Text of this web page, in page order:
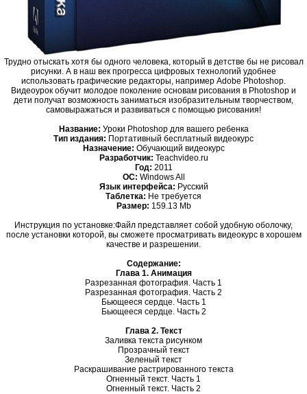
Трудно отыскать хотя бы одного человека, который в детстве бы не рисовал
рисунки. А в наш век прогресса цифровых технологий удобнее
использовать графические редакторы, например Adobe Photoshop.
Видеоурок обучит молодое поколение основам рисования в Photoshop и
дети получат возможность заниматься изобразительным творчеством,
самовыражаться и развиваться с помощью рисования!
Название: Уроки Photoshop для вашего ребенка
Тип издания: Портативный бесплатный видеокурс
Назначение: Обучающий видеокурс
Разработчик: Teachvideo.ru
Год: 2011
ОС: Windows All
Язык интерфейса: Русский
Таблетка: Не требуется
Размер: 159.13 Mb
Инструкция по установке:Файл представляет собой удобную оболочку,
после установки которой, вы сможете просматривать видеокурс в хорошем
качестве и разрешении.
Содержание:
Глава 1. Анимация
Разрезанная фотография. Часть 1
Разрезанная фотография. Часть 2
Бьющееся сердце. Часть 1
Бьющееся сердце. Часть 2
Глава 2. Текст
Заливка текста рисунком
Прозрачный текст
Зеленый текст
Раскрашивание растрированного текста
Огненный текст. Часть 1
Огненный текст. Часть 2